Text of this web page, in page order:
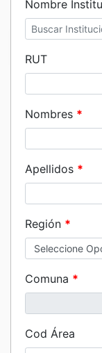
Nombre
RUT
Nombres *
Apellidos *
Región *
Comuna *
Cod Área